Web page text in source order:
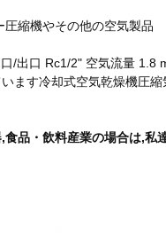
圧縮機やその他の空気製品
/出口 Rc1/2" 空気流量
ます冷却式空気乾燥機圧縮
,食品・飲料産業の場合は,私